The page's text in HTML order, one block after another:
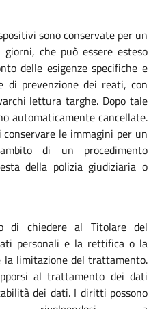
sono conservate per un
che può essere esteso
delle esigenze specifiche e
di prevenzione dei reati, con
lettura targhe. Dopo tale
automaticamente cancellate.
le immagini per un
di un procedimento
della polizia giudiziaria o
di chiedere al Titolare del
personali e la rettifica o la
la limitazione del trattamento.
al trattamento dei dati
dei dati. I diritti possono